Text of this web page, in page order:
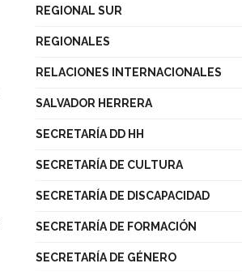
REGIONAL SUR
REGIONALES
RELACIONES INTERNACIONALES
SALVADOR HERRERA
SECRETARÍA DD HH
SECRETARÍA DE CULTURA
SECRETARÍA DE DISCAPACIDAD
SECRETARÍA DE FORMACIÓN
SECRETARÍA DE GÉNERO